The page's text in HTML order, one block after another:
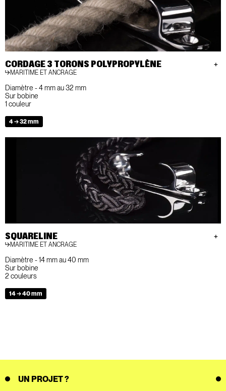
CORDAGE 3 TORONS POLYPROPYLÈNE
MARITIME ET ANCRAGE
Diamètre - 4 mm au 32 mm
Sur bobine
1 couleur
4 → 32 mm
SQUARELINE
MARITIME ET ANCRAGE
Diamètre - 14 mm au 40 mm
Sur bobine
2 couleurs
14 → 40 mm
UN PROJET ?